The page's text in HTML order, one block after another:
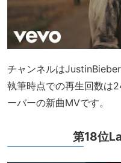
チャンネルは
執筆時点での再生回数は
ーバーの新曲MVです。
第18位